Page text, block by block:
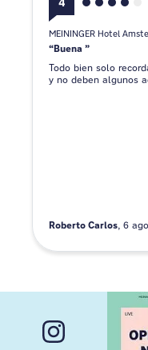
MEININGER Hotel
Buena
Todo bien solo
y no deben algunos
Roberto Carlos 6